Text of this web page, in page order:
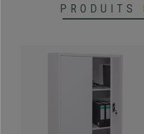
PRODUITS